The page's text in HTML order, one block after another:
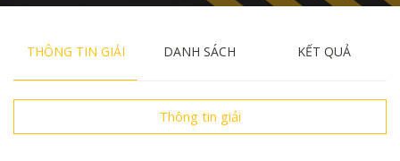
THÔNG TIN GIẢI DANH SÁCH KẾT QUẢ
Thông tin giải